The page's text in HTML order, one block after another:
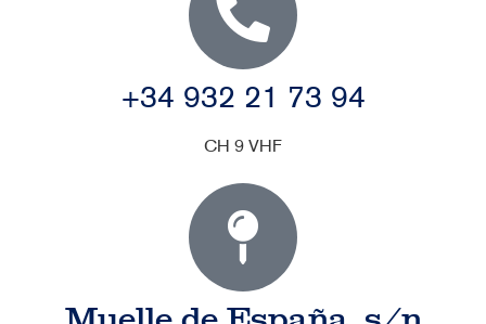
+34 932 21 73 94
CH 9 VHF